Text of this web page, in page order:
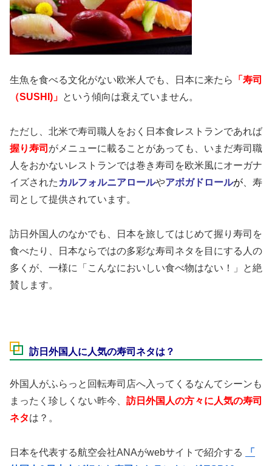
生魚を食べる文化がない欧米人でも、日本に来たら
「寿司
（SUSHI)」 という傾向は衰えていません。
ただし、北米で寿司職人をおく日本食レストランであれば
握り寿司 がメニューに載ることがあっても、いまだ寿司職
人をおかないレストランでは巻き寿司を欧米風にオーガナ
イズされた カルフォルニアロールやアボガドロールが 、寿
司として提供されています。
訪日外国人のなかでも、日本を旅してはじめて握り寿司を
食べたり、日本ならではの多彩な寿司ネタを目にする人の
多くが、一様に「こんなにおいしい食べ物はない！」と絶
賛します。
訪日外国人に人気の寿司ネタは？
外国人がふらっと回転寿司店へ入ってくるなんてシーンも
まったく珍しくない昨今、 訪日外国人の方々に人気の寿司
ネタは？。
日本を代表する航空会社ANAがwebサイトで紹介する
「